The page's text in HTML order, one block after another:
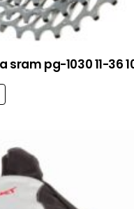
sram pg-1030 11-36